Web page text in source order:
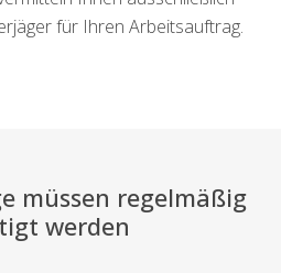
für Ihren Arbeitsauftrag.
müssen regelmäßig
werden